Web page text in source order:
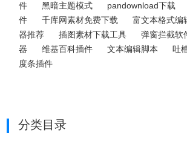
件
黑暗主题模式 pandownload下载
件
千库网素材免费下载 富文本格式编
器推荐
插图素材下载工具 弹窗拦截软
器
维基百科插件 文本编辑脚本 吐
度条插件
分类目录